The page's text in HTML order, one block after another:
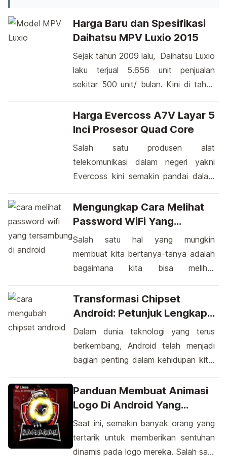
Harga Baru dan Spesifikasi
Daihatsu MPV Luxio 2015
Sejak tahun 2009 lalu, Daihatsu Luxio
laku terjual 5.656 unit penjualan
sekitar 500 unit/ bulan. Kini di tahun
Spesifikasi terbaru Daihatsu MPV
Luxio yang tampil dengan desain lebih
Luxio yakni sedikit lebih di permak
yakni Di bagian eksterior pergantian
tampak Daihatsu merubah penampilan
samping, pergantian di side body […]
Harga Evercoss A7V Layar 5
Inci Prosesor Quad Core
Salah satu produsen alat
telekomunikasi dalam negeri yakni
Evercoss kini semakin pandai dalam
sukses dengan beberapa smartphone
buatannya, kini produsen tersebut
juga terbilang baru yang disebut
Evercoss A7V. Sama halnya dengan
beberapa smartphone pendahulunya
Evercoss Elevate Y2 A80A, Evercoss
A7V juga mengusung layar […]
Mengungkap Cara Melihat
Password WiFi Yang
Tersambung Di Android
Salah satu hal yang mungkin
membuat kita bertanya-tanya adalah
bagaimana kita bisa melihat
gunakan di perangkat Android kita.
Dalam dunia yang penuh dengan
mana, seringkali kita terhubung
dengan jaringan yang memerlukan
kata sandi sebagai langkah
mungkin lupa atau tidak memiliki
catatan […]
Transformasi Chipset
Android: Petunjuk Lengkap
Untuk Pemula
Dalam dunia teknologi yang terus
berkembang, Android telah menjadi
bagian penting dalam kehidupan kita.
untuk mengubah chipset pada
perangkat Android kita. Penggunaan
performa lebih baik atau fitur khusus
chipset ini telah menjadi topik menarik
Panduan Membuat Animasi
Logo Di Android Yang
Dinamis
Saat ini, semakin banyak orang yang
tertarik untuk memberikan sentuhan
dinamis pada logo mereka. Salah satu